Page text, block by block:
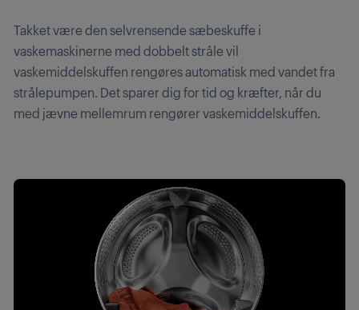
Takket være den selvrensende sæbeskuffe i
vaskemaskinerne med dobbelt stråle vil
vaskemiddelskuffen rengøres automatisk med vandet fra
strålepumpen. Det sparer dig for tid og kræfter, når du
med jævne mellemrum rengører vaskemiddelskuffen.